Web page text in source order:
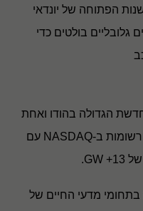
הפתוחה של יונדאי
בולטים כדי
הגדולה בהודו ואחת
ב-NASDAQ
עם
13
+ GW.
בתחומי מדעי החיים של